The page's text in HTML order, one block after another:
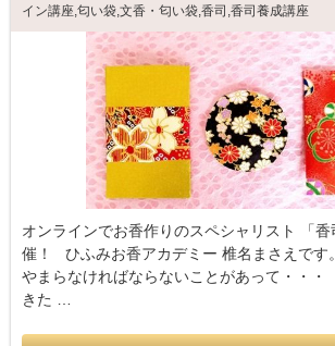
イン講座 匂い袋 文香・匂い袋 香司 香司養成講座
オンラインでお香作りのスペシャリスト 「
催！ ひふみお香アカデミー 椎名まさえで
やまらなければならないことがあって・・
きた …